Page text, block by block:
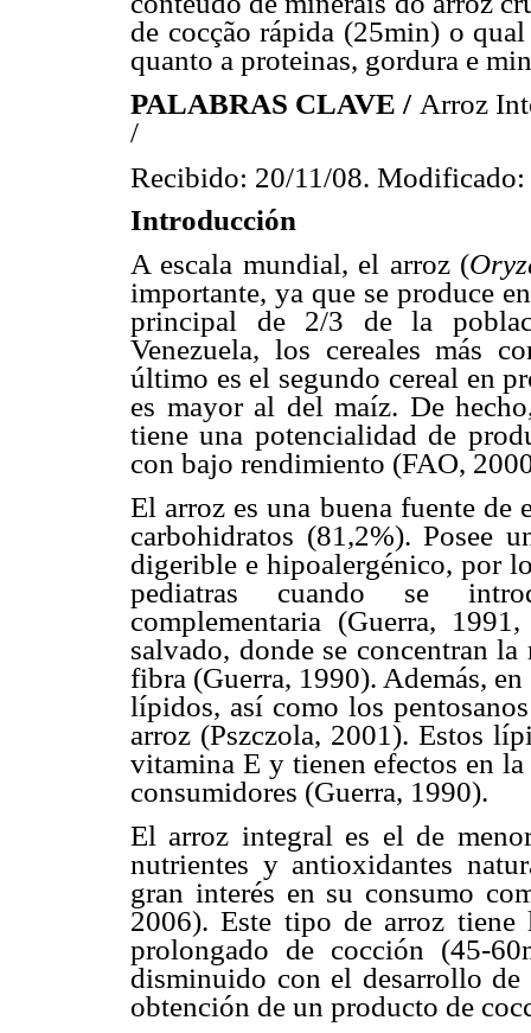
de cocção rápida (25min) o
quanto a proteinas, gordura e
PALABRAS CLAVE / Arroz
/
Recibido: 20/11/08.
Introducción
A escala mundial, el arroz (
importante, ya que se produce
principal de 2/3 de la
Venezuela, los cereales más
último es el segundo cereal en
es mayor al del maíz. De
tiene una potencialidad de
con bajo rendimiento (FAO,
El arroz es una buena fuente de
carbohidratos (81,2%). Posee
digerible e hipoalergénico, por
pediatras cuando se
complementaria (Guerra,
salvado, donde se concentran
fibra (Guerra, 1990). Además,
lípidos, así como los
arroz (Pszczola, 2001). Estos
vitamina E y tienen efectos en
consumidores (Guerra, 1990).
El arroz integral es el de
nutrientes y antioxidantes
gran interés en su consumo
2006). Este tipo de arroz tiene
prolongado de cocción (45-
disminuido con el desarrollo
obtención de un producto de